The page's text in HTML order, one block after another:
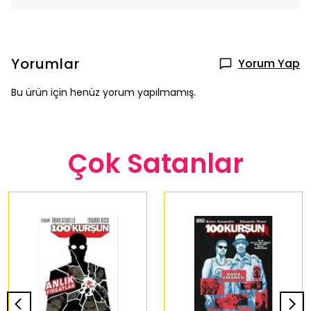
Yorumlar Yorum Yap
Bu ürün için henüz yorum yapılmamış.
Çok Satanlar